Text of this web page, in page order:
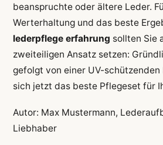
beanspruchte oder ältere Leder.
Werterhaltung und das beste
lederpflege erfahrung sollten Sie
zweiteiligen Ansatz setzen:
gefolgt von einer UV-schützenden
sich jetzt das beste Pflegeset für
Autor: Max Mustermann,
Liebhaber